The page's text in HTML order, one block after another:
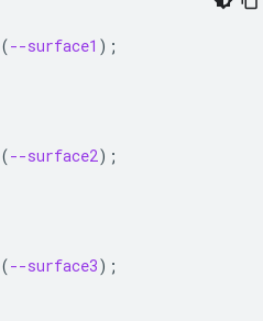
(--surface1 );
(--surface2);
(--surface3);